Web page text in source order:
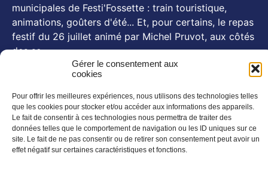
Gérer le consentement aux
cookies
Pour offrir les meilleures expériences, nous utilisons des technologies telles
que les cookies pour stocker et/ou accéder aux informations des appareils.
Le fait de consentir à ces technologies nous permettra de traiter des
données telles que le comportement de navigation ou les ID uniques sur ce
site. Le fait de ne pas consentir ou de retirer son consentement peut avoir un
effet négatif sur certaines caractéristiques et fonctions.
municipales de Festi'Fossette : train touristique,
animations, goûters d'été... Et, pour certains, le repas
festif du 26 juillet animé par Michel Pruvot, aux côtés
des se ...Voir plus
NOS NEWSLETTERS
En savoir plus
SUIVEZ NOUS SUR :